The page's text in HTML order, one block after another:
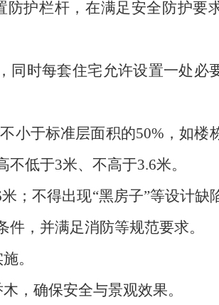
防护栏杆，在满足安全防护要
同时每套住宅允许设置一处必
小于标准层面积的50% ，如楼
不低于3米、不高于3.6米。
米；不得出现“黑房子”等设计缺
，并满足消防等规范要求。
。
，确保安全与景观效果。